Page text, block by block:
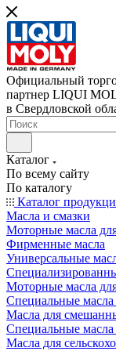
Официальный
партнер LIQUI
в Свердловской
Каталог
По всему сайту
По каталогу
Каталог
Масла и смазки
Моторные масла
Фирменные масла
Универсальные
Моторные масла
Специальные масла
Масла для
Специальные масла
Масла для